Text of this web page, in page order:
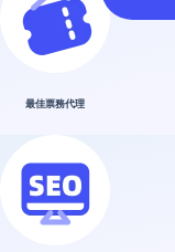
最佳票務代理
服务